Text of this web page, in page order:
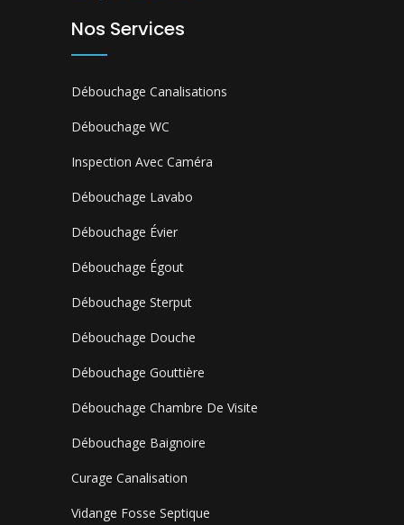
Nos Services
Débouchage Canalisations
Débouchage WC
Inspection Avec Caméra
Débouchage Lavabo
Débouchage Évier
Débouchage Égout
Débouchage Sterput
Débouchage Douche
Débouchage Gouttière
Débouchage Chambre De Visite
Débouchage Baignoire
Curage Canalisation
Vidange Fosse Septique